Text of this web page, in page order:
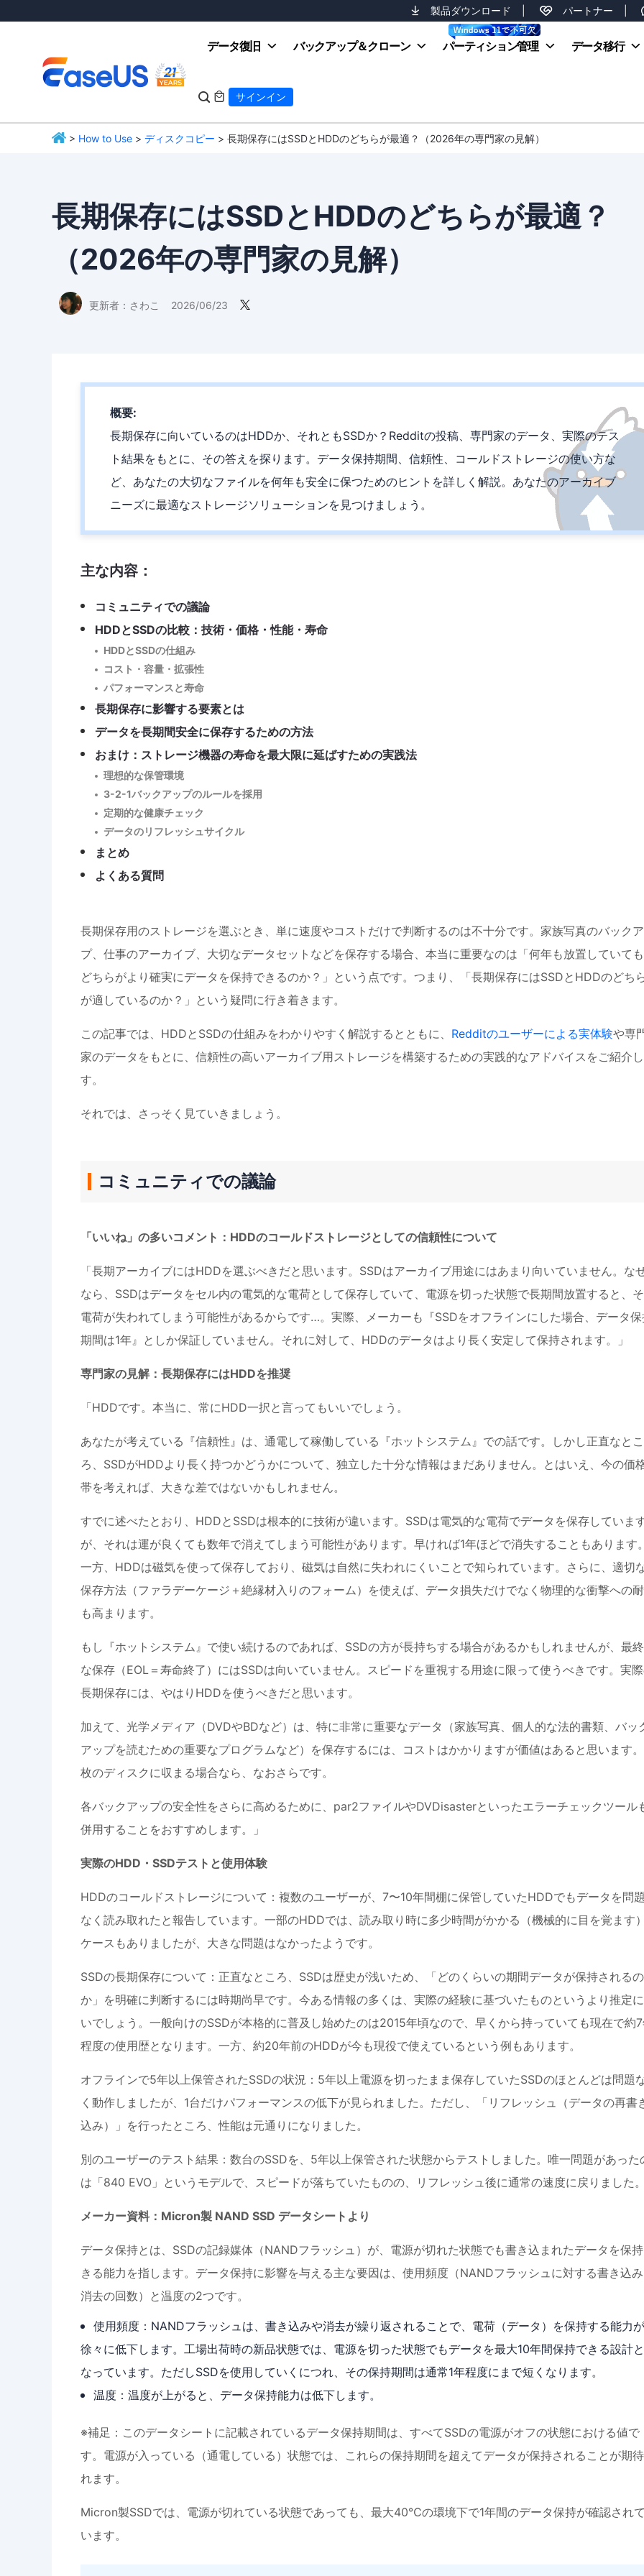
製品ダウンロード パートナー
データ復旧 バックアップ＆クローン パーティション管理 データ移行
  サインイン
> How to Use > ディスクコピー > 長期保存にはSSDとHDDのどちらが最適？（2026年の専門家の見解）
長期保存にはSSDとHDDのどちらが最適？
（2026年の専門家の見解）
更新者： さわこ 2026/06/23 
概要:
長期保存に向いているのはHDDか、それともSSDか？Redditの投稿、専門家のデータ、実際のテス
ト結果をもとに、その答えを探ります。データ保持期間、信頼性、コールドストレージの使い方な
ど、あなたの大切なファイルを何年も安全に保つためのヒントを詳しく解説。あなたのアーカイブ
ニーズに最適なストレージソリューションを見つけましょう。
主な内容：
コミュニティでの議論
HDDとSSDの比較：技術・価格・性能・寿命
HDDとSSDの仕組み
コスト・容量・拡張性
パフォーマンスと寿命
長期保存に影響する要素とは
データを長期間安全に保存するための方法
おまけ：ストレージ機器の寿命を最大限に延ばすための実践法
理想的な保管環境
3-2-1バックアップのルールを採用
定期的な健康チェック
データのリフレッシュサイクル
まとめ
よくある質問
長期保存用のストレージを選ぶとき、単に速度やコストだけで判断するのは不十分です。家族写真のバック
プ、仕事のアーカイブ、大切なデータセットなどを保存する場合、本当に重要なのは「何年も放置していても
どちらがより確実にデータを保持できるのか？」という点です。つまり、「長期保存にはSSDとHDDのどち
が適しているのか？」という疑問に行き着きます。
この記事では、HDDとSSDの仕組みをわかりやすく解説するとともに、 Redditのユーザーによる実体験や専
家のデータをもとに、信頼性の高いアーカイブ用ストレージを構築するための実践的なアドバイスをご紹介し
す。
それでは、さっそく見ていきましょう。
コミュニティでの議論
「いいね」の多いコメント：HDDのコールドストレージとしての信頼性について
「長期アーカイブにはHDDを選ぶべきだと思います。SSDはアーカイブ用途にはあまり向いていません。な
なら、SSDはデータをセル内の電気的な電荷として保存していて、電源を切った状態で長期間放置すると、
電荷が失われてしまう可能性があるからです…。実際、メーカーも『SSDをオフラインにした場合、データ
期間は1年』としか保証していません。それに対して、HDDのデータはより長く安定して保持されます。」
専門家の見解：長期保存にはHDDを推奨
「HDDです。本当に、常にHDD一択と言ってもいいでしょう。
あなたが考えている『信頼性』は、通電して稼働している『ホットシステム』での話です。しかし正直なとこ
ろ、SSDがHDDより長く持つかどうかについて、独立した十分な情報はまだありません。とはいえ、今の価
帯を考えれば、大きな差ではないかもしれません。
すでに述べたとおり、HDDとSSDは根本的に技術が違います。SSDは電気的な電荷でデータを保存していま
が、それは運が良くても数年で消えてしまう可能性があります。早ければ1年ほどで消失することもあります。
一方、HDDは磁気を使って保存しており、磁気は自然に失われにくいことで知られています。さらに、適切
保存方法（ファラデーケージ＋絶縁材入りのフォーム）を使えば、データ損失だけでなく物理的な衝撃への
も高まります。
もし『ホットシステム』で使い続けるのであれば、SSDの方が長持ちする場合があるかもしれませんが、最
な保存（EOL＝寿命終了）にはSSDは向いていません。スピードを重視する用途に限って使うべきです。実
長期保存には、やはりHDDを使うべきだと思います。
加えて、光学メディア（DVDやBDなど）は、特に非常に重要なデータ（家族写真、個人的な法的書類、バッ
アップを読むための重要なプログラムなど）を保存するには、コストはかかりますが価値はあると思います
枚のディスクに収まる場合なら、なおさらです。
各バックアップの安全性をさらに高めるために、par2ファイルやDVDisasterといったエラーチェックツール
併用することをおすすめします。」
実際のHDD・SSDテストと使用体験
HDDのコールドストレージについて：複数のユーザーが、7〜10年間棚に保管していたHDDでもデータを問題
なく読み取れたと報告しています。一部のHDDでは、読み取り時に多少時間がかかる（機械的に目を覚ます）
ケースもありましたが、大きな問題はなかったようです。
SSDの長期保存について：正直なところ、SSDは歴史が浅いため、「どのくらいの期間データが保持されるの
か」を明確に判断するには時期尚早です。今ある情報の多くは、実際の経験に基づいたものというより推定
いでしょう。一般向けのSSDが本格的に普及し始めたのは2015年頃なので、早くから持っていても現在で約
程度の使用歴となります。一方、約20年前のHDDが今も現役で使えているという例もあります。
オフラインで5年以上保管されたSSDの状況：5年以上電源を切ったまま保存していたSSDのほとんどは問題
く動作しましたが、1台だけパフォーマンスの低下が見られました。ただし、「リフレッシュ（データの再書
込み）」を行ったところ、性能は元通りになりました。
別のユーザーのテスト結果：数台のSSDを、5年以上保管された状態からテストしました。唯一問題があった
は「840 EVO」というモデルで、スピードが落ちていたものの、リフレッシュ後に通常の速度に戻りました。
メーカー資料：Micron製 NAND SSD データシートより
データ保持とは、SSDの記録媒体（NANDフラッシュ）が、電源が切れた状態でも書き込まれたデータを保
きる能力を指します。データ保持に影響を与える主な要因は、使用頻度（NANDフラッシュに対する書き込み
消去の回数）と温度の2つです。
使用頻度：NANDフラッシュは、書き込みや消去が繰り返されることで、電荷（データ）を保持する能力が
徐々に低下します。工場出荷時の新品状態では、電源を切った状態でもデータを最大10年間保持できる設計と
なっています。ただしSSDを使用していくにつれ、その保持期間は通常1年程度にまで短くなります。
温度：温度が上がると、データ保持能力は低下します。
※補足：このデータシートに記載されているデータ保持期間は、すべてSSDの電源がオフの状態における値で
す。電源が入っている（通電している）状態では、これらの保持期間を超えてデータが保持されることが期
れます。
Micron製SSDでは、電源が切れている状態であっても、最大40℃の環境下で1年間のデータ保持が確認されて
います。